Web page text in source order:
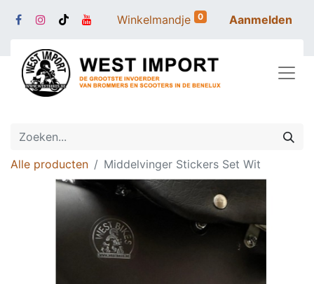
Winkelmandje 0 Aanmelden
Alle producten Middelvinger Stickers Set Wit